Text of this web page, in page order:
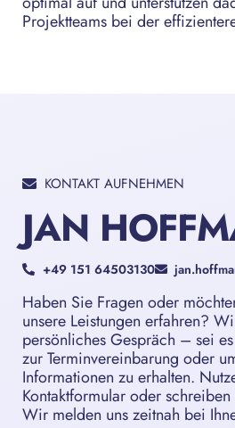
Projektteams bei der
KONTAKT AUFNEHMEN
JAN
+49 151 64503130
Haben Sie Fragen oder
unsere Leistungen erfahren?
persönliches Gespräch – sei
zur Terminvereinbarung oder
Informationen zu erhalten.
Kontaktformular oder
Wir melden uns zeitnah bei